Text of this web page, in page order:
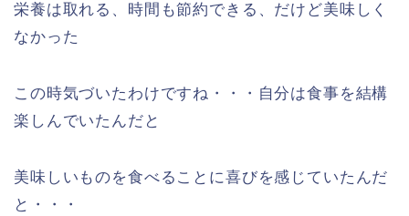
栄養は取れる、時間も節約できる、だけど美味しく
なかった
この時気づいたわけですね・・・自分は食事を結構
楽しんでいたんだと
美味しいものを食べることに喜びを感じていたんだ
と・・・